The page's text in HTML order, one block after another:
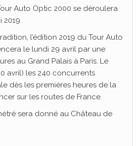
Auto Optic 2000 se déroulera
2019.
l’édition 2019 du Tour Auto
le lundi 29 avril par une
au Grand Palais à Paris. Le
avril) les 240 concurrents
dès les premières heures de la
sur les routes de France.
sera donné au Château de